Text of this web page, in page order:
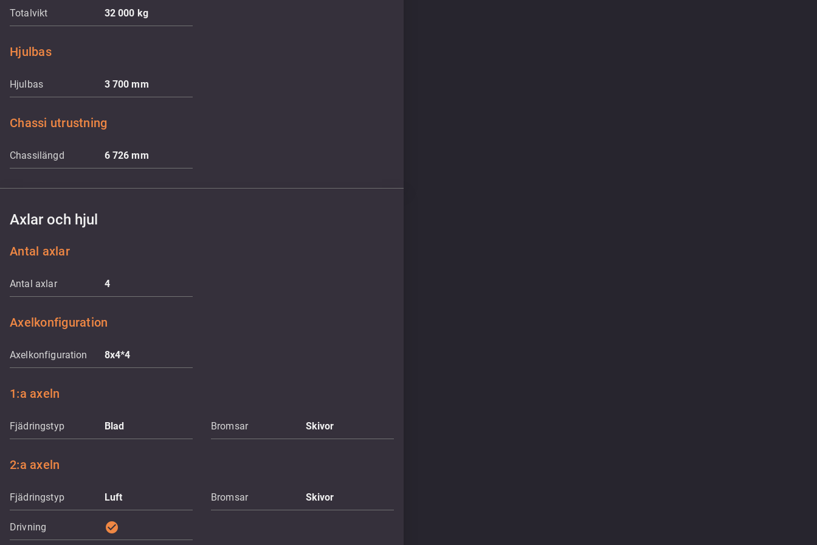
Totalvikt 32 000 kg
Hjulbas
Hjulbas 3 700mm
Chassi utrustning
Chassilängd 6 726mm
Axlar och hjul
Antal axlar
Antal axlar 4
Axelkonfiguration
Axelkonfiguration 8x4*4
1:a axeln
Fjädringstyp Blad Bromsar Skivor
2:a axeln
Fjädringstyp Luft Bromsar Skivor
Drivning check_circle